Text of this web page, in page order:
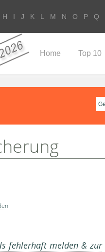
H I J K L M N O P Q
Home Top 10
fehlerhaft melden & zur